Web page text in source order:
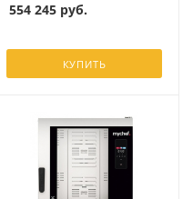
554 245 руб.
КУПИТЬ